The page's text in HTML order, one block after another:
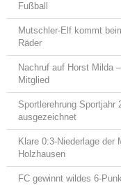
Fußball
Mutschler-Elf kommt
Räder
Nachruf auf Horst Milda
Mitglied
Sportlerehrung
ausgezeichnet
Klare 0:3-Niederlage der
Holzhausen
FC gewinnt wildes 6-